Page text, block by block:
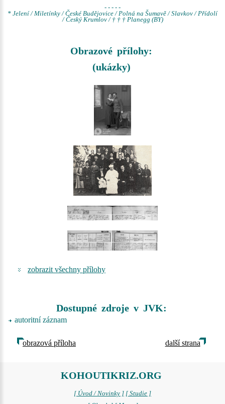
- - - - -
* Jelení / Miletínky / České Budějovice / Polná na Šumavě / Slavkov / Přídolí
/ Český Krumlov / † † † Planegg (BY)
Obrazové přílohy:
(ukázky)
zobrazit všechny přílohy
Dostupné zdroje v JVK:
autoritní záznam
obrazová příloha další strana
KOHOUTIKRIZ.ORG
[ Úvod / Novinky ] [ Studie ]